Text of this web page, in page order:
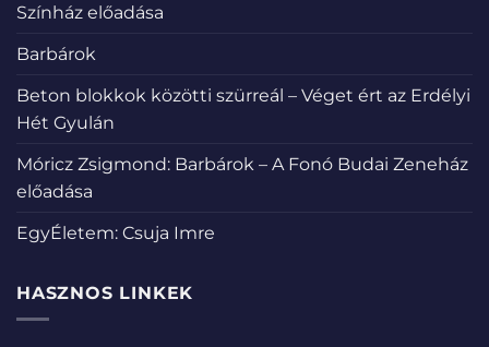
Színház előadása
Barbárok
Beton blokkok közötti szürreál – Véget ért az Erdélyi
Hét Gyulán
Móricz Zsigmond: Barbárok – A Fonó Budai Zeneház
előadása
EgyÉletem: Csuja Imre
HASZNOS LINKEK